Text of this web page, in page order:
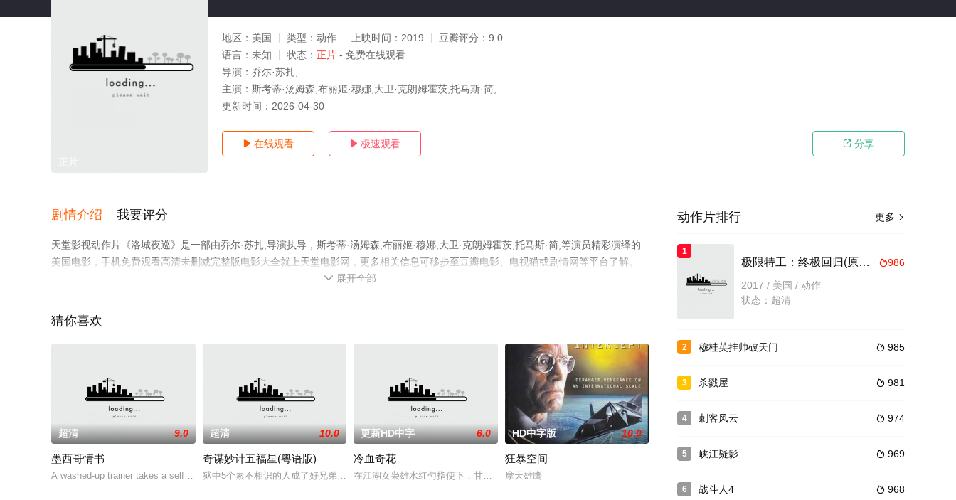
地区： 美国 类型： 动作 上映时间： 2019 豆瓣评分： 9.0
语言： 未知 状态： 正片 - 免费在线观看
导演： 乔尔·苏扎,
主演： 斯考蒂·汤姆森,布丽姬·穆娜,大卫·克朗姆霍茨,托马斯·简,
更新时间： 2026-04-30
 在线观看  极速观看  分享
剧情介绍 我要评分
天堂影视动作片《洛城夜巡》是一部由乔尔·苏扎,导演执导，斯考蒂·汤姆森,布丽姬·穆娜,大卫·克朗姆霍茨,托马斯·简,等演员精彩演绎的
美国电影，手机免费观看高清未删减完整版电影大全就上天堂电影网，更多相关信息可移步至豆瓣电影、电视猫或剧情网等平台了解。
 展开全部
猜你喜欢
超清 9.0
墨西哥情书
A washed-up trainer takes a self-destructive young boxer under his wing.
超清 10.0
奇谋妙计五福星(粤语版)
狱中5个素不相识的人成了好兄弟——五福星茶壶（洪金宝 饰）、死气喉（吴耀汉 饰）、卷毛积（岑建勋 饰）、凡士林（秦祥林 饰）和鲁奇（冯淬帆 饰）五人皆因小偷小摸或跑龙套
更新HD中字 6.0
冷血奇花
在江湖女枭雄水红勺指使下，甘十九妹参与了岳阳门灭门之祸，唯有尹剑平外出幸免，目睹师门被毁，尹发誓要报此仇.一日，二人偶然相遇，相
HD中字版 10.0
狂暴空间
摩天雄鹰
更多 
动作片排行
1
986
极限特工：终极回归(原声版)
2017 / 美国 / 动作
状态：超清
2  985
穆桂英挂帅破天门
3  981
杀戮屋
4  974
刺客风云
5  969
峡江疑影
6  968
战斗人4